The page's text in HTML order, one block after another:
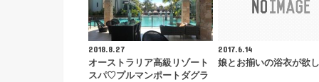
2018.8.27
オーストラリア高級リゾート
スパ♡プルマンポートダグラ
2017.6.14
娘とお揃いの浴衣が欲